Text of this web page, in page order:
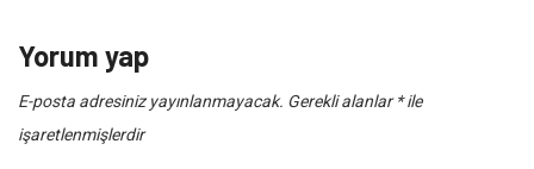
Yorum yap
E-posta adresiniz yayınlanmayacak. Gerekli alanlar*ile
işaretlenmişlerdir